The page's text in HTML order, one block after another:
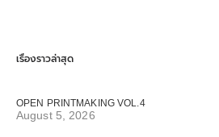
เรื่องราวล่าสุด
OPEN PRINTMAKING VOL.4
August 5, 2026